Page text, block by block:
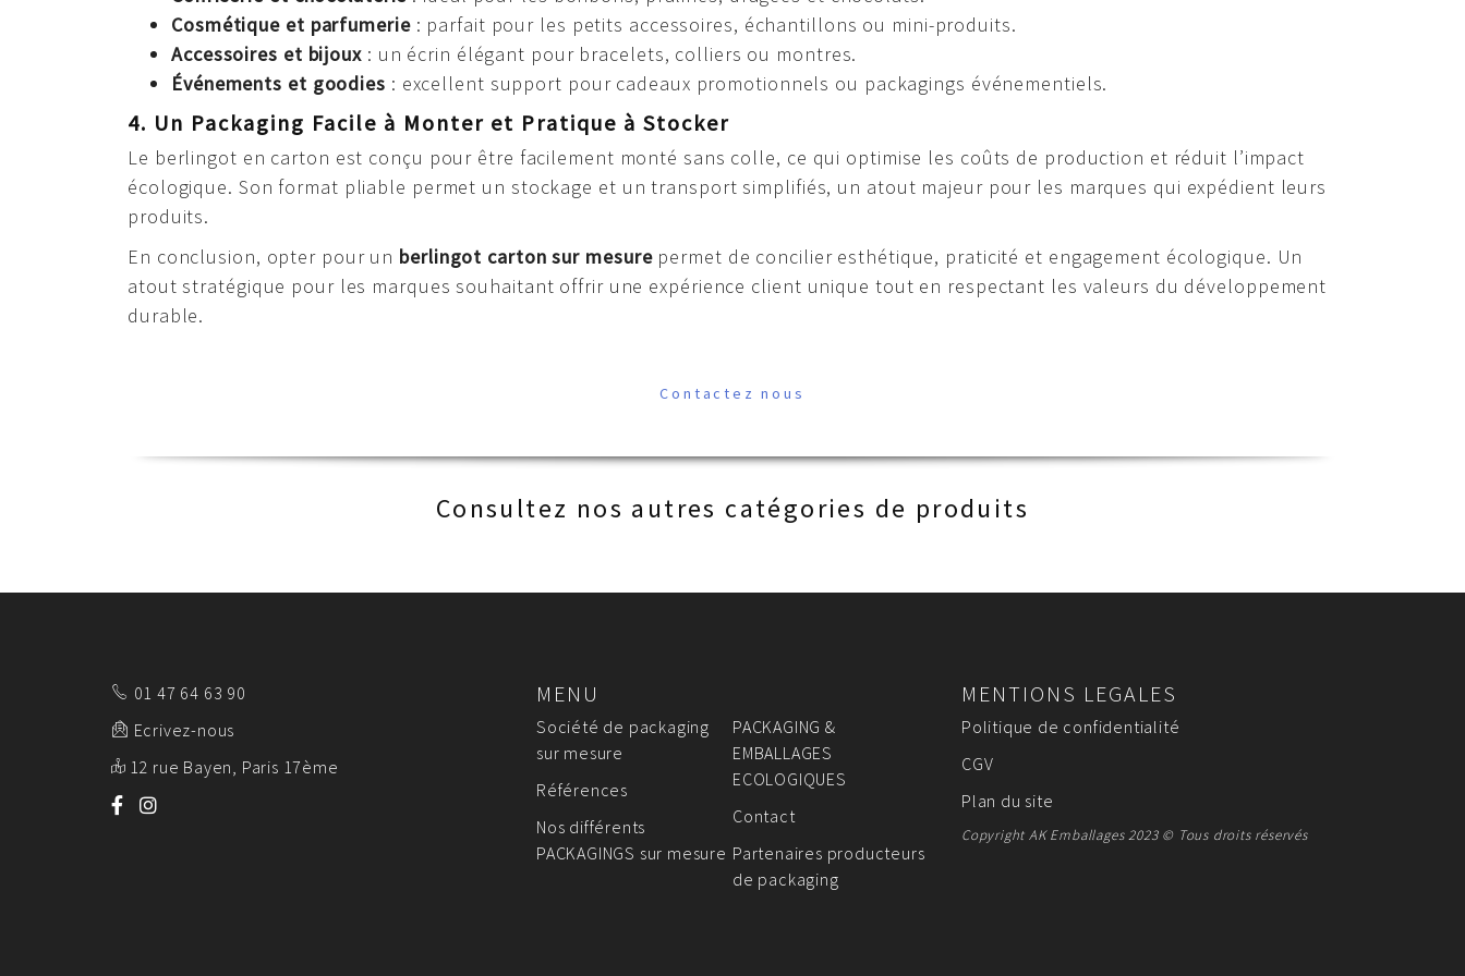
Cosmétique et parfumerie: parfait pour les petits accessoires, échantillons ou mini-produits.
Accessoires et bijoux: un écrin élégant pour bracelets, colliers ou montres.
Événements et goodies : excellent support pour cadeaux promotionnels ou packagings événementiels.
4. Un Packaging Facile à Monter et Pratique à Stocker
Le berlingot en carton est conçu pour être facilement monté sans colle, ce qui optimise les coûts de production et réduit l’impact
écologique. Son format pliable permet un stockage et un transport simplifiés, un atout majeur pour les marques qui expédient leurs
produits.
En conclusion, opter pour un berlingot carton sur mesurepermet de concilier esthétique, praticité et engagement écologique. Un
atout stratégique pour les marques souhaitant offrir une expérience client unique tout en respectant les valeurs du développement
durable.
Contactez nous
Consultez nos autres catégories de produits
01 47 64 63 90
Ecrivez-nous
12 rue Bayen, Paris 17ème
MENU
Société de packaging
sur mesure
Références
Nos différents
PACKAGINGS sur mesure
PACKAGING &
EMBALLAGES
ECOLOGIQUES
Contact
Partenaires producteurs
de packaging
MENTIONS LEGALES
Politique de confidentialité
CGV
Plan du site
Copyright AK Emballages 2023 © Tous droits réservés